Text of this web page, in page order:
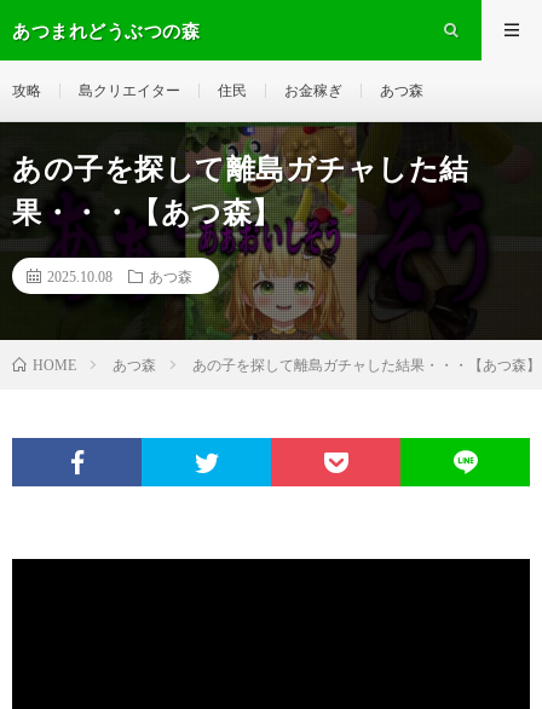
あつまれどうぶつの森
攻略 島クリエイター 住民 お金稼ぎ あつ森
あの子を探して離島ガチャした結
果・・・【あつ森】
2025.10.08 あつ森
HOME あつ森 あの子を探して離島ガチャした結果・・・【あつ森】